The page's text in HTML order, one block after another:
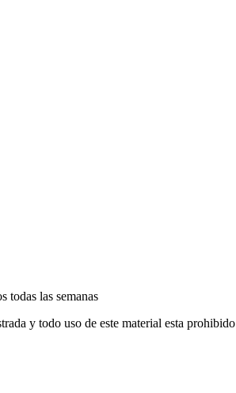
todas las semanas
y todo uso de este material esta prohibido